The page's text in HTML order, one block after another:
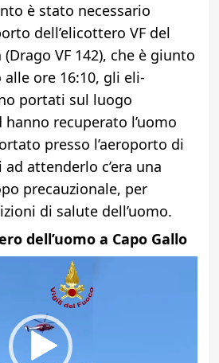
è stato necessario
dell’elicottero VF del
VF 142), che è giunto
ore 16:10, gli eli-
portati sul luogo
hanno recuperato l’uomo
presso l’aeroporto di
attenderlo c’era una
precauzionale, per
di salute dell’uomo.
dell’uomo a Capo Gallo